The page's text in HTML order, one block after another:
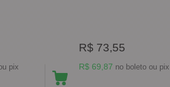
no boleto ou pix
R$ 73,55
R$ 69,87 no boleto ou pix